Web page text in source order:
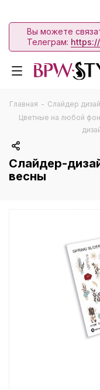
Вы можете
Телеграм:
Главная - Слайдер
Цветные на любой
Слайдер-
весны